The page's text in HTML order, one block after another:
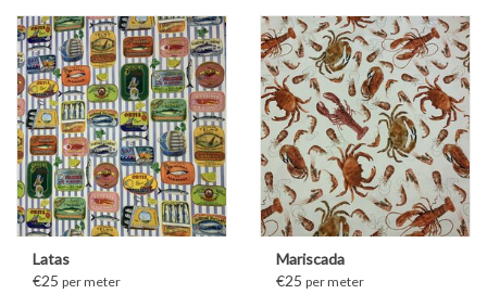
Latas
€25 per meter
Mariscada
€25 per meter